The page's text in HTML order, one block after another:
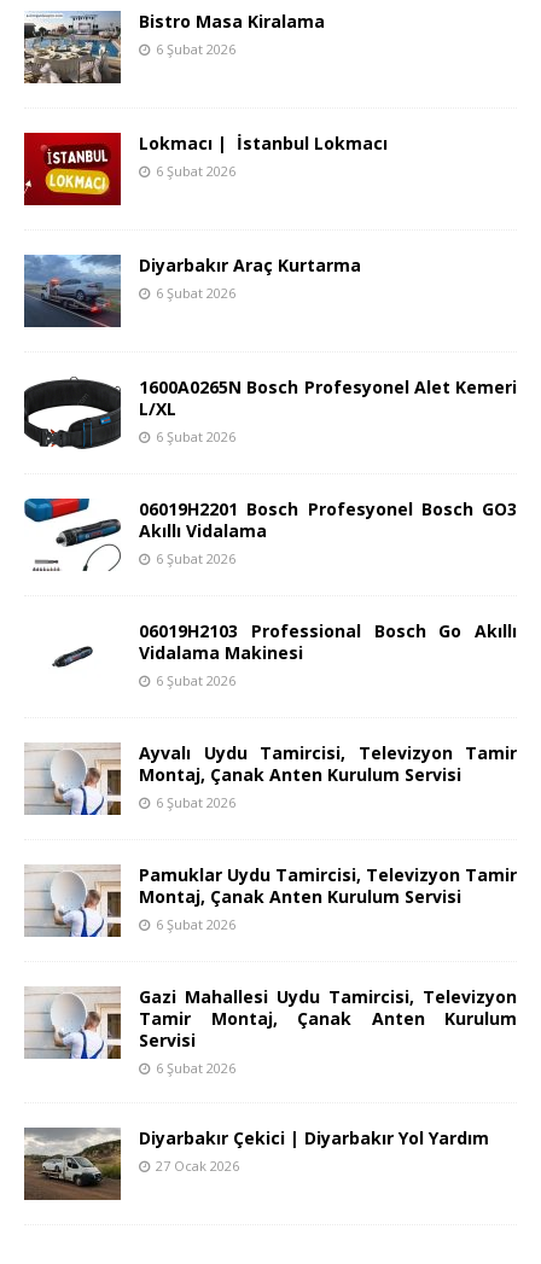
Bistro Masa Kiralama
6 Şubat 2026
Lokmacı | İstanbul Lokmacı
6 Şubat 2026
Diyarbakır Araç Kurtarma
6 Şubat 2026
1600A0265N Bosch Profesyonel Alet Kemeri
L/XL
6 Şubat 2026
06019H2201 Bosch Profesyonel Bosch GO3
Akıllı Vidalama
6 Şubat 2026
06019H2103 Professional Bosch Go Akıllı
Vidalama Makinesi
6 Şubat 2026
Ayvalı Uydu Tamircisi, Televizyon Tamir
Montaj, Çanak Anten Kurulum Servisi
6 Şubat 2026
Pamuklar Uydu Tamircisi, Televizyon Tamir
Montaj, Çanak Anten Kurulum Servisi
6 Şubat 2026
Gazi Mahallesi Uydu Tamircisi, Televizyon
Tamir Montaj, Çanak Anten Kurulum
Servisi
6 Şubat 2026
Diyarbakır Çekici | Diyarbakır Yol Yardım
27 Ocak 2026